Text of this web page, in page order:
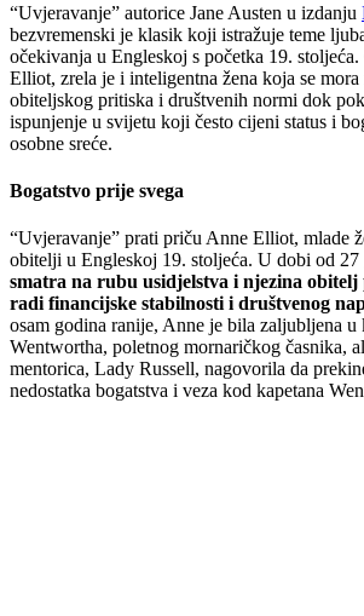
“Uvjeravanje” autorice Jane Austen u izdanju
bezvremenski je klasik koji istražuje teme
očekivanja u Engleskoj s početka 19.
Elliot, zrela je i inteligentna žena koja se
obiteljskog pritiska i društvenih normi dok
ispunjenje u svijetu koji često cijeni status i
osobne sreće.
Bogatstvo prije svega
“Uvjeravanje” prati priču Anne Elliot, mlade
obitelji u Engleskoj 19. stoljeća. U dobi od 27
smatra na rubu usidjelstva i njezina obitelj
radi financijske stabilnosti i društvenog
osam godina ranije, Anne je bila zaljubljena u
Wentwortha, poletnog mornaričkog časnika,
mentorica, Lady Russell, nagovorila da
nedostatka bogatstva i veza kod kapetana